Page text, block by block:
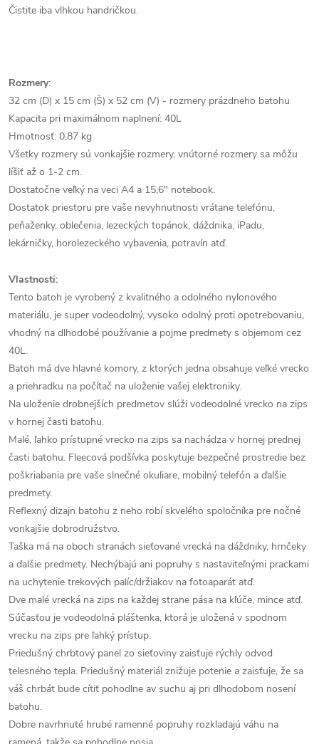
Čistite iba vlhkou handričkou.
Rozmery:
32 cm (D) x 15 cm (Š) x 52 cm (V) - rozmery prázdneho batohu
Kapacita pri maximálnom naplnení: 40L
Hmotnosť: 0,87 kg
Všetky rozmery sú vonkajšie rozmery, vnútorné rozmery sa môžu
líšiť až o 1-2 cm.
Dostatočne veľký na veci A4 a 15,6" notebook.
Dostatok priestoru pre vaše nevyhnutnosti vrátane telefónu,
peňaženky, oblečenia, lezeckých topánok, dáždnika, iPadu,
lekárničky, horolezeckého vybavenia, potravín atď.
Vlastnosti:
Tento batoh je vyrobený z kvalitného a odolného nylonového
materiálu, je super vodeodolný, vysoko odolný proti opotrebovaniu,
vhodný na dlhodobé používanie a pojme predmety s objemom cez
40L.
Batoh má dve hlavné komory, z ktorých jedna obsahuje veľké vrecko
a priehradku na počítač na uloženie vašej elektroniky.
Na uloženie drobnejších predmetov slúži vodeodolné vrecko na zips
v hornej časti batohu.
Malé, ľahko prístupné vrecko na zips sa nachádza v hornej prednej
časti batohu. Fleecová podšívka poskytuje bezpečné prostredie bez
poškriabania pre vaše slnečné okuliare, mobilný telefón a ďalšie
predmety.
Reflexný dizajn batohu z neho robí skvelého spoločníka pre nočné
vonkajšie dobrodružstvo.
Taška má na oboch stranách sieťované vrecká na dáždniky, hrnčeky
a ďalšie predmety. Nechýbajú ani popruhy s nastaviteľnými prackami
na uchytenie trekových palíc/držiakov na fotoaparát atď.
Dve malé vrecká na zips na každej strane pása na kľúče, mince atď.
Súčasťou je vodeodolná pláštenka, ktorá je uložená v spodnom
vrecku na zips pre ľahký prístup.
Priedušný chrbtový panel zo sieťoviny zaisťuje rýchly odvod
telesného tepla. Priedušný materiál znižuje potenie a zaisťuje, že sa
váš chrbát bude cítiť pohodlne av suchu aj pri dlhodobom nosení
batohu.
Dobre navrhnuté hrubé ramenné popruhy rozkladajú váhu na